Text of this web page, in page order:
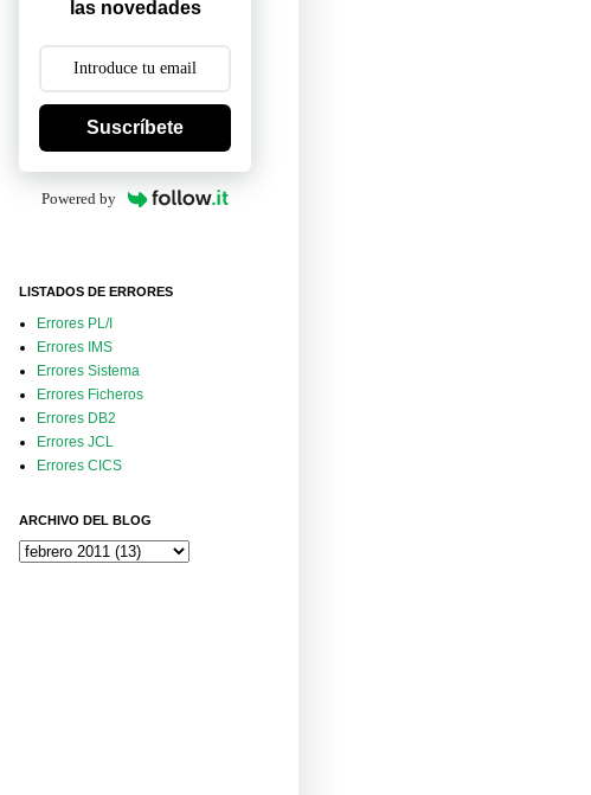
las novedades
Suscríbete
Powered by
LISTADOS DE ERRORES
Errores PL/I
Errores IMS
Errores Sistema
Errores Ficheros
Errores DB2
Errores JCL
Errores CICS
ARCHIVO DEL BLOG